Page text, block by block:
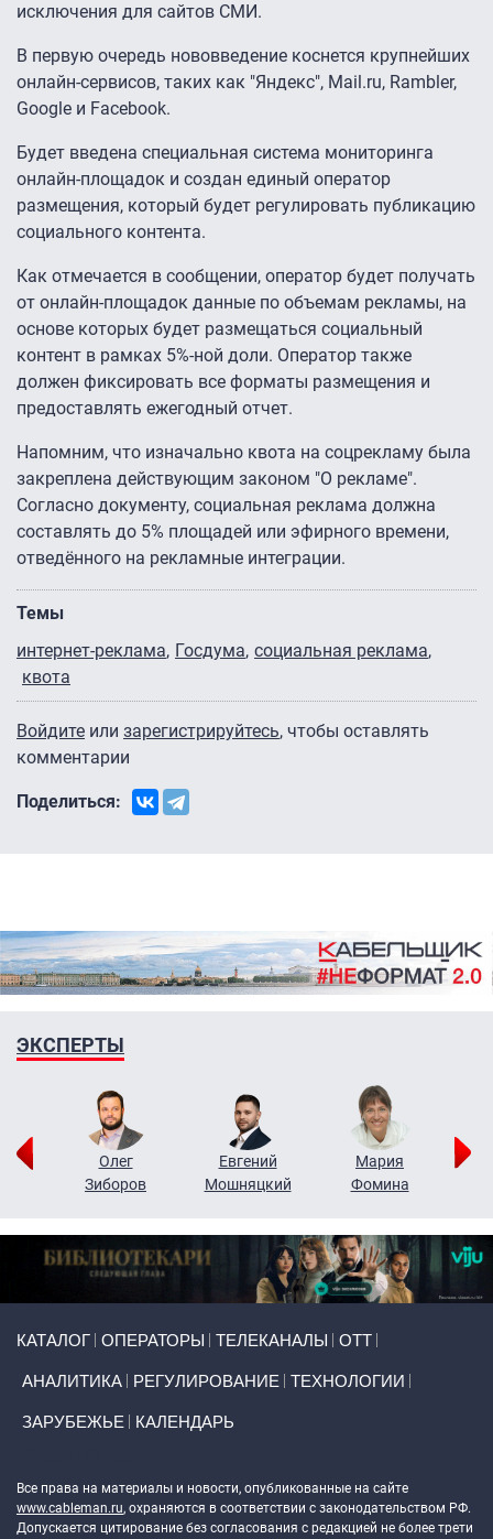
исключения для сайтов СМИ.
В первую очередь нововведение коснется крупнейших
онлайн-сервисов, таких как "Яндекс", Mail.ru, Rambler,
Google и Facebook.
Будет введена специальная система мониторинга
онлайн-площадок и создан единый оператор
размещения, который будет регулировать публикацию
социального контента.
Как отмечается в сообщении, оператор будет получать
от онлайн-площадок данные по объемам рекламы, на
основе которых будет размещаться социальный
контент в рамках 5%-ной доли. Оператор также
должен фиксировать все форматы размещения и
предоставлять ежегодный отчет.
Напомним, что изначально квота на соцрекламу была
закреплена действующим законом "О рекламе".
Согласно документу, социальная реклама должна
составлять до 5% площадей или эфирного времени,
отведённого на рекламные интеграции.
Темы
интернет-реклама
Госдума социальная реклама
квота
Войдите или зарегистрируйтесь, чтобы оставлять
комментарии
Поделиться:
ЭКСПЕРТЫ
Олег
Зиборов
Евгений
Мошняцкий
Мария
Фомина
КАТАЛОГ ОПЕРАТОРЫ ТЕЛЕКАНАЛЫ ОТТ
АНАЛИТИКА РЕГУЛИРОВАНИЕ ТЕХНОЛОГИИ
ЗАРУБЕЖЬЕ КАЛЕНДАРЬ
Все права на материалы и новости, опубликованные на сайте
www.cableman.ru, охраняются в соответствии с законодательством РФ.
Допускается цитирование без согласования с редакцией не более трети